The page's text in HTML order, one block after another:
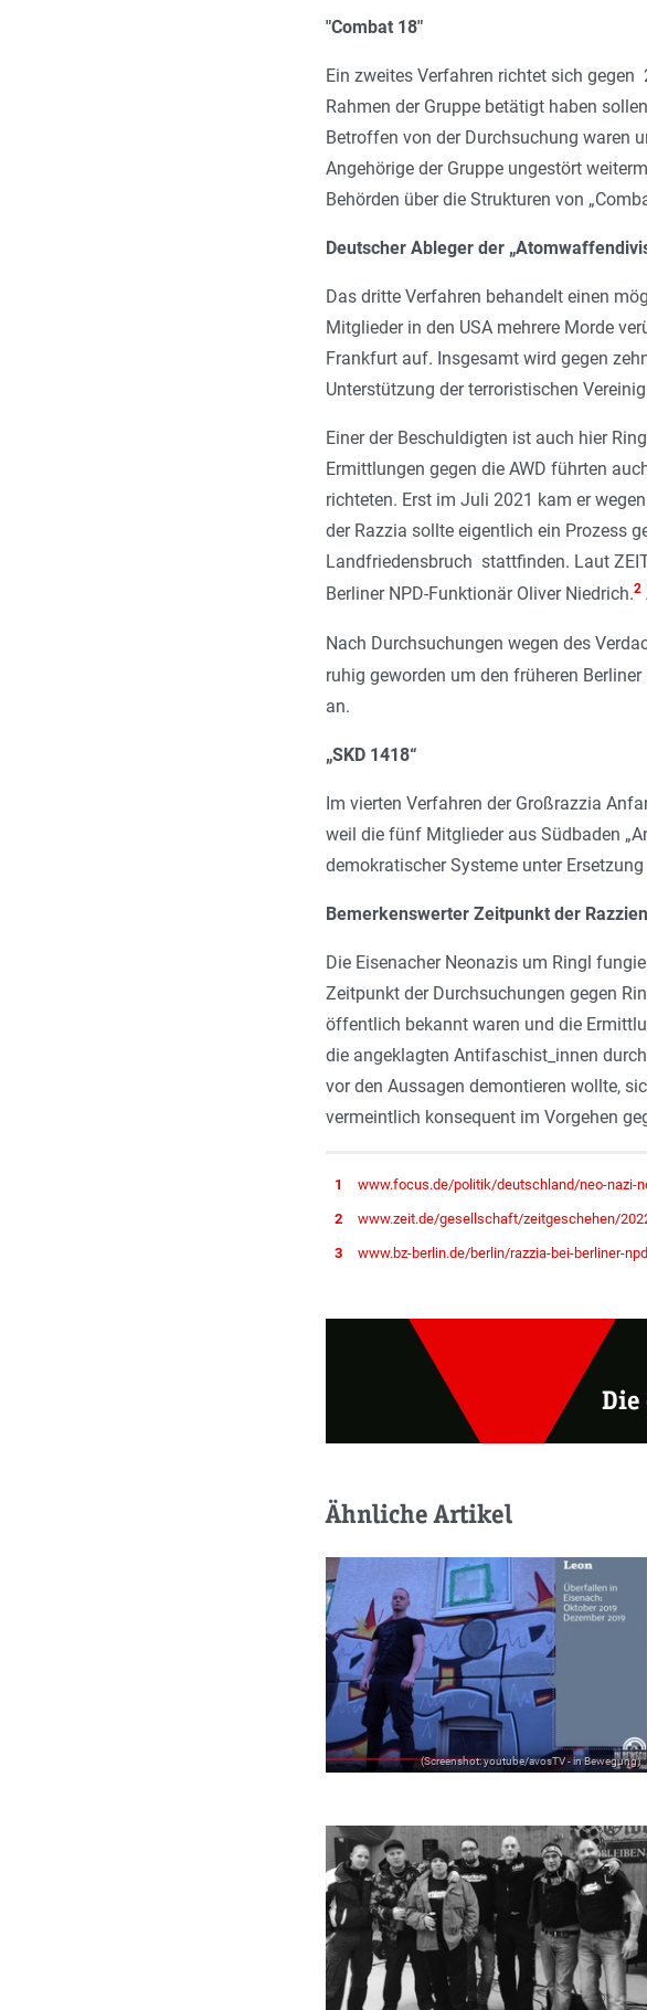
"Combat 18"
Ein zweites Verfahren richtet sich
Rahmen der Gruppe betätigt haben
Betroffen von der Durchsuchung waren
Angehörige der Gruppe ungestört
Behörden über die Strukturen von
Deutscher Ableger der
Das dritte Verfahren behandelt einen
Mitglieder in den USA mehrere Morde
Frankfurt auf. Insgesamt wird gegen
Unterstützung der terroristischen
Einer der Beschuldigten ist auch hier
Ermittlungen gegen die AWD führten
richteten. Erst im Juli 2021 kam er
der Razzia sollte eigentlich ein Prozess
Landfriedensbruch stattfinden. Laut
Berliner NPD-­Funktionär Oliver Niedrich.2
Nach Durchsuchungen wegen des
ruhig geworden um den früheren Berliner
an.
„SKD 1418“
Im vierten Verfahren der Großrazzia
weil die fünf Mitglieder aus Südbaden „
demokratischer Systeme unter
Bemerkenswerter Zeitpunkt der Razzien
Die Eisenacher Neonazis um Ringl
Zeitpunkt der Durchsuchungen gegen
öffentlich bekannt waren und die
die angeklagten Antifaschist_innen
vor den Aussagen demontieren wollte,
vermeintlich konsequent im Vorgehen
1 www.focus.de/politik/deutschland/neo-nazi-
2 www.zeit.de/gesellschaft/zeitgeschehen/
3 www.bz-berlin.de/berlin/razzia-bei-berliner-
Die
Ähnliche Artikel
(Screenshot: youtube/avosTV - in Bewegung)